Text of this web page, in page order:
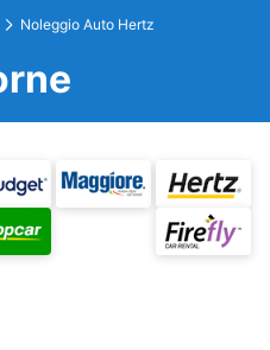
Noleggio Auto Hertz